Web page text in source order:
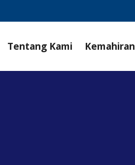
Tentang Kami Kemahiran